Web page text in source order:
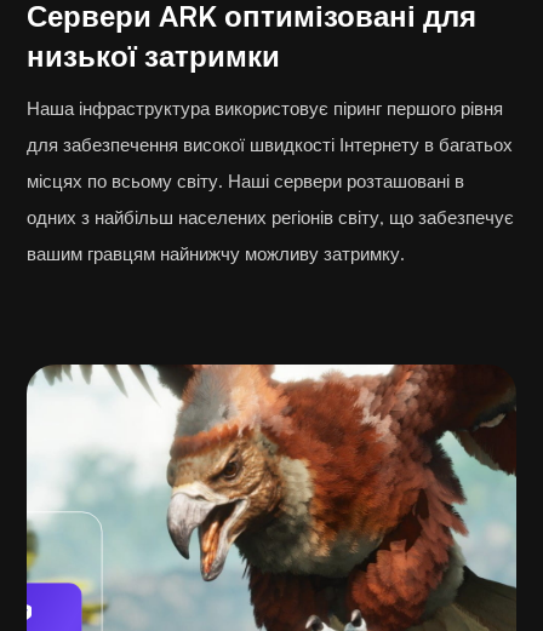
Сервери ARK оптимізовані для
низької затримки
Наша інфраструктура використовує піринг першого рівня
для забезпечення високої швидкості Інтернету в багатьох
місцях по всьому світу. Наші сервери розташовані в
одних з найбільш населених регіонів світу, що забезпечує
вашим гравцям найнижчу можливу затримку.